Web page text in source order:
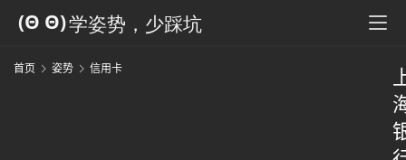
首页 姿势 信用卡